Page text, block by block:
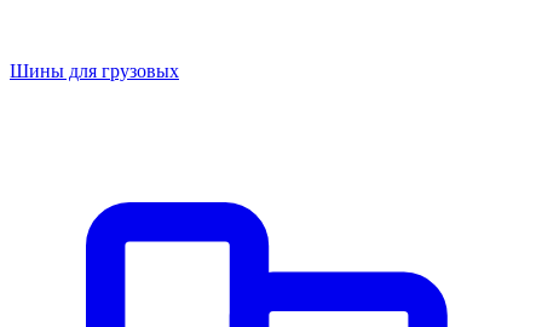
Шины для грузовых